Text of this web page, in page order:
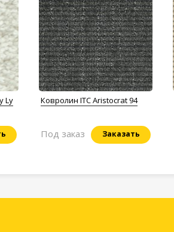
Ly
Ковролин ITC Aristocrat 94
Заказать
Под заказ